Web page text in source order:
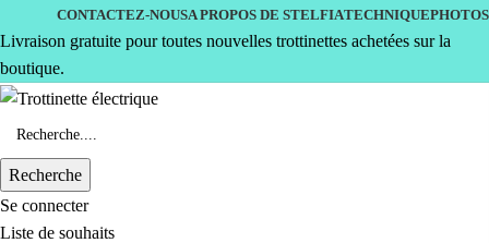
CONTACTEZ-NOUSA PROPOS DE STELFIATECHNIQUEPHOTOS
Livraison gratuite pour toutes nouvelles trottinettes achetées sur la
boutique.
Recherche
Se connecter
Liste de souhaits